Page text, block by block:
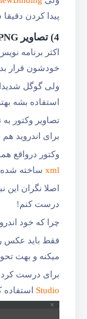
پیدا کردن
4) تصاویر PNG
اکثر برنامه
خودشون قرار
ولی گوگل شدیدا
استفاده بشه
تصاویر وکتور
برای اند‌روید
وکتور درواقع
xml ساخته
اصلا نگران این
درست کنم!
چرا که خود
فقط باید عکس
میکنه و بهت
برای درست
Studio استفاده